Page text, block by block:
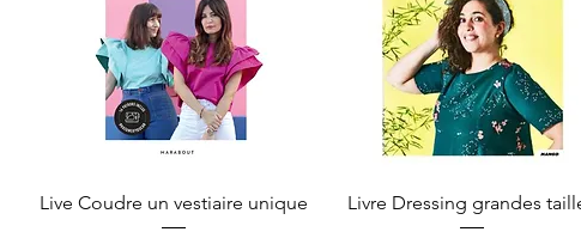
Aperçu rapide
Live Coudre un vestiaire unique Aperçu rapide
Livre Dressing grandes